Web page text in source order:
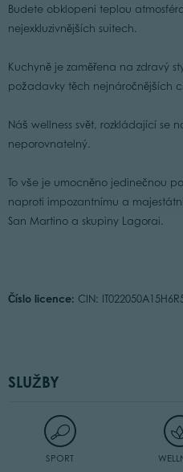
Budete obklopeni teplou
nejexkluzivnějších suitech.
Kuchyně je zaměřena na zdravý
požadavky těch nejnáročnějších
Náš wellness svět, rozkládající se
neporovnatelný.
To vše je umocněno jedinečnou
naproti impozantnímu a
San Martino a skupiny Lagorai.
Číslo licence: CIN:
SLUŽBY
SPORT